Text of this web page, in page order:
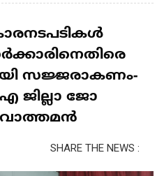
സജ്ജരാകണം-
ജോ
SHARE THE NEWS :